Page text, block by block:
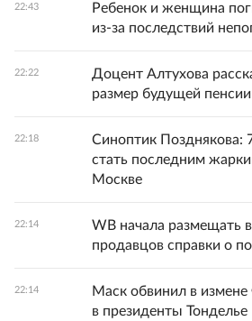
22:43
Ребенок и женщина
из-за последствий
22:22
Доцент Алтухова
размер будущей пенсии
22:18
Синоптик Позднякова:
стать последним
Москве
22:14
WB начала размещать
продавцов справки о
22:14
Маск обвинил в
в президенты Тонделье